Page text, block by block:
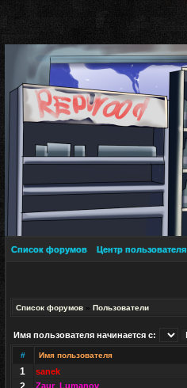
Список форумов Центр пользователя
Список форумов » Пользователи
Имя пользователя начинается с:
# Имя пользователя
1 sanek
Zaur_Lumanov